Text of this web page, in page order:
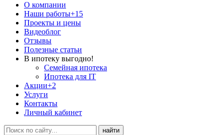
О компании
Наши работы+15
Проекты и цены
Видеоблог
Отзывы
Полезные статьи
В ипотеку выгодно!
Семейная ипотека
Ипотека для IT
Акции+2
Услуги
Контакты
Личный кабинет